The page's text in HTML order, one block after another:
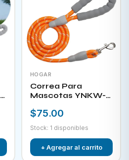
HOGAR
Correa Para
Mascotas YNKW-
$75.00
Stock: 1 disponibles
+ Agregar al carrito